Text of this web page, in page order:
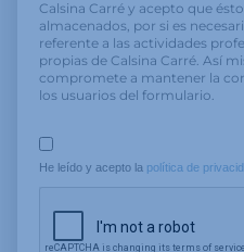
Calsina Carré y acepto que
almacenados, por si es
referente a las actividades
propias de Calsina Carré. Así
compromete a mantener la
los usuarios del formulario.
He leído y acepto la política de